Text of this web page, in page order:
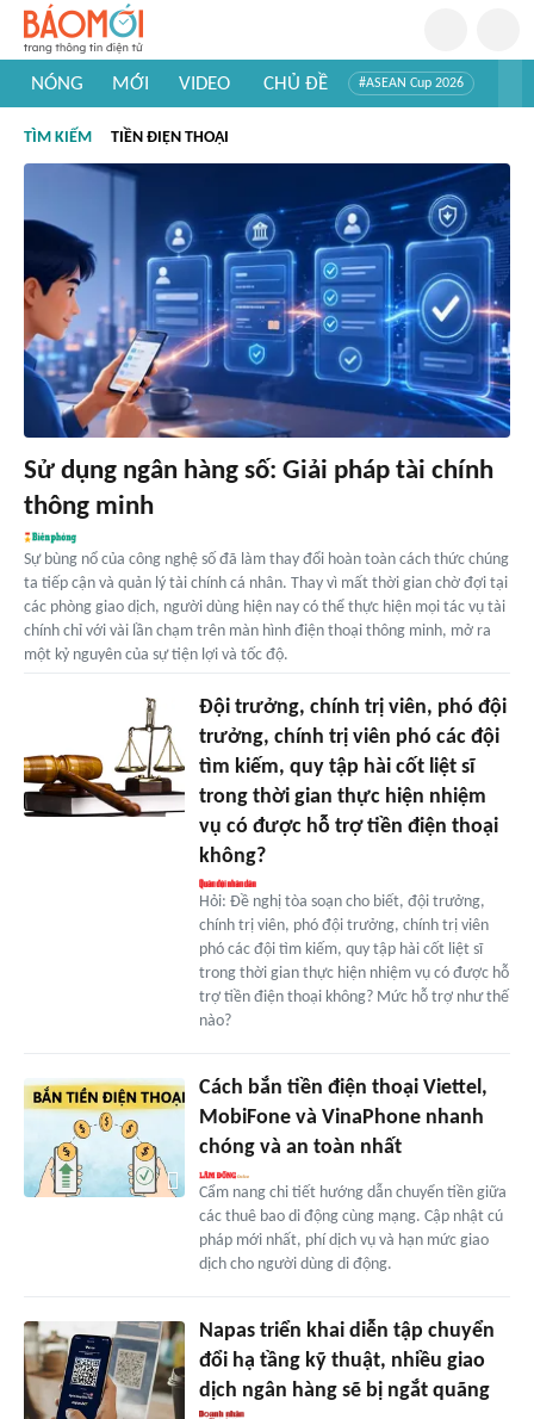
NÓNG MỚI VIDEO CHỦ ĐỀ #ASEAN Cup 2026
#Khám phá Việt Nam
#Khám phá thế giới
TÌM KIẾM TIỀN ĐIỆN THOẠI
Sử dụng ngân hàng số: Giải pháp tài chính
thông minh
Sự bùng nổ của công nghệ số đã làm thay đổi hoàn toàn cách thức chúng
ta tiếp cận và quản lý tài chính cá nhân. Thay vì mất thời gian chờ đợi tại
các phòng giao dịch, người dùng hiện nay có thể thực hiện mọi tác vụ tài
chính chỉ với vài lần chạm trên màn hình điện thoại thông minh, mở ra
một kỷ nguyên của sự tiện lợi và tốc độ.
Đội trưởng, chính trị viên, phó đội
trưởng, chính trị viên phó các đội
tìm kiếm, quy tập hài cốt liệt sĩ
trong thời gian thực hiện nhiệm
vụ có được hỗ trợ tiền điện thoại
không?
Hỏi: Đề nghị tòa soạn cho biết, đội trưởng,
chính trị viên, phó đội trưởng, chính trị viên
phó các đội tìm kiếm, quy tập hài cốt liệt sĩ
trong thời gian thực hiện nhiệm vụ có được hỗ
trợ tiền điện thoại không? Mức hỗ trợ như thế
nào?
Cách bắn tiền điện thoại Viettel,
MobiFone và VinaPhone nhanh
chóng và an toàn nhất
Cẩm nang chi tiết hướng dẫn chuyển tiền giữa
các thuê bao di động cùng mạng. Cập nhật cú
pháp mới nhất, phí dịch vụ và hạn mức giao
dịch cho người dùng di động.
Napas triển khai diễn tập chuyển
đổi hạ tầng kỹ thuật, nhiều giao
dịch ngân hàng sẽ bị ngắt quãng